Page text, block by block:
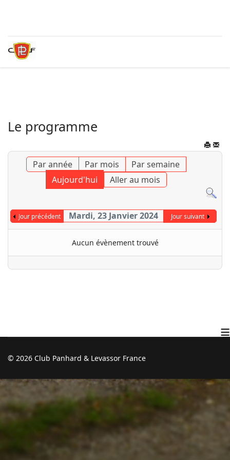
Le programme
Par année Par mois
Par semaine
Aujourd'hui
Aller au mois
Jour précédent Mardi, 23 Janvier 2024 Jour suivant
Aucun évènement trouvé
≡
© 2026 Club Panhard & Levassor France